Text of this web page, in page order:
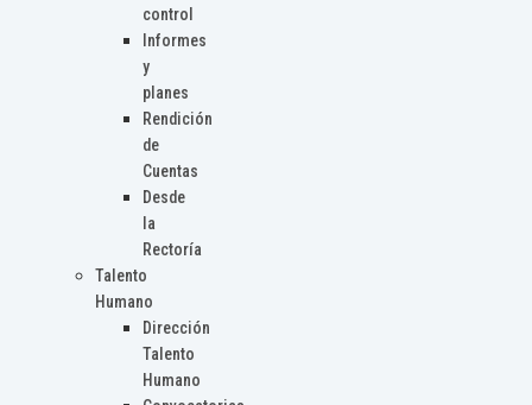
control
Informes
y
planes
Rendición
de
Cuentas
Desde
la
Rectoría
Talento
Humano
Dirección
Talento
Humano